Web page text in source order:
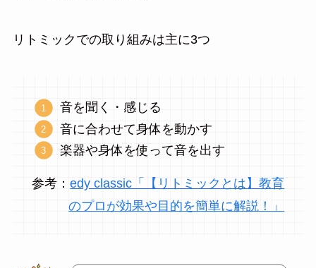
リトミックでの取り組みは主に3つ
音を聞く・感じる
音に合わせて身体を動かす
楽器や身体を使って音を出す
参考：edy classic「【リトミックとは】教育
のプロが効果や目的を簡単に解説！」